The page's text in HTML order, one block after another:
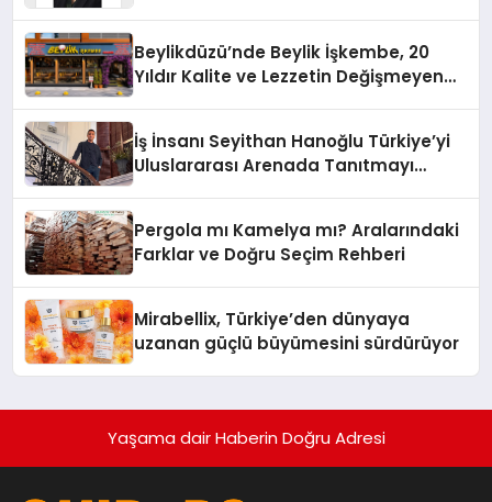
Beylikdüzü’nde Beylik İşkembe, 20
Yıldır Kalite ve Lezzetin Değişmeyen
İş İnsanı Seyithan Hanoğlu Türkiye’yi
Uluslararası Arenada Tanıtmayı
Pergola mı Kamelya mı? Aralarındaki
Farklar ve Doğru Seçim Rehberi
Mirabellix, Türkiye’den dünyaya
uzanan güçlü büyümesini sürdürüyor
Yaşama dair Haberin Doğru Adresi